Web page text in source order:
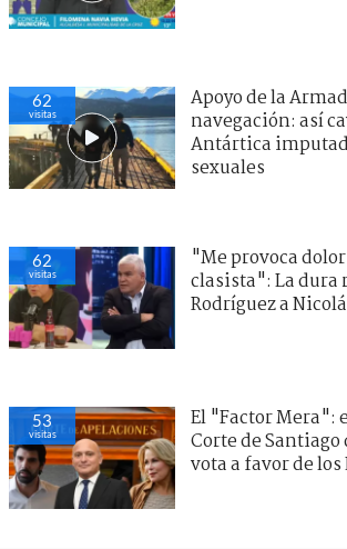
62
visitas
Apoyo de la
navegación: así
Antártica
sexuales
62
visitas
"Me provoca
clasista": La dura
Rodríguez a
53
visitas
El "Factor Mera":
Corte de
vota a favor de